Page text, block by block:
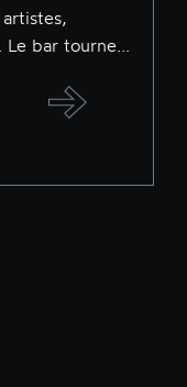
bar tourne...